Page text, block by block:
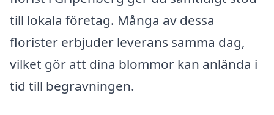
till lokala företag. Många av dessa
florister erbjuder leverans samma dag,
vilket gör att dina blommor kan anlända i
tid till begravningen.